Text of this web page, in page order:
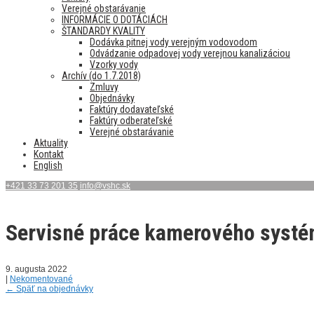
Verejné obstarávanie
INFORMÁCIE O DOTÁCIÁCH
ŠTANDARDY KVALITY
Dodávka pitnej vody verejným vodovodom
Odvádzanie odpadovej vody verejnou kanalizáciou
Vzorky vody
Archív (do 1.7.2018)
Zmluvy
Objednávky
Faktúry dodavateľské
Faktúry odberateľské
Verejné obstarávanie
Aktuality
Kontakt
English
+421 33 73 201 35 info@vshc.sk
Servisné práce kamerového
9. augusta 2022
Nekomentované
← Späť na objednávky